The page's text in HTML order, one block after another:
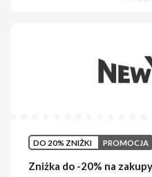
DO 20% ZNIŻKI PROMOCJA
Zniżka do -20% na